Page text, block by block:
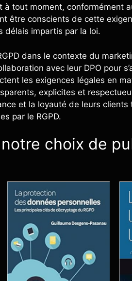
tout moment, conformément
être conscients de cette
impartis par la loi.
dans le contexte du
avec leur DPO pour
les exigences légales en
explicites et
et la loyauté de leurs
par le RGPD.
choix de